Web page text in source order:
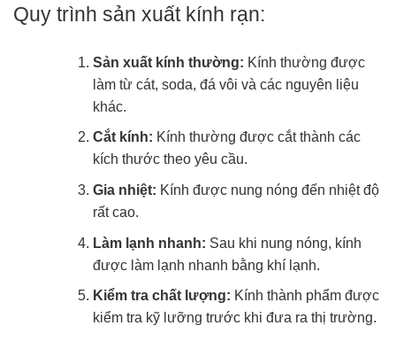
Quy trình sản xuất kính rạn:
Sản xuất kính thường: Kính thường được
làm từ cát, soda, đá vôi và các nguyên liệu
khác.
Cắt kính: Kính thường được cắt thành các
kích thước theo yêu cầu.
Gia nhiệt: Kính được nung nóng đến nhiệt độ
rất cao.
Làm lạnh nhanh: Sau khi nung nóng, kính
được làm lạnh nhanh bằng khí lạnh.
Kiểm tra chất lượng: Kính thành phẩm được
kiểm tra kỹ lưỡng trước khi đưa ra thị trường.